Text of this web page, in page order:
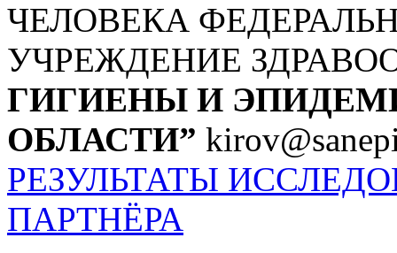
ЧЕЛОВЕКА
УЧРЕЖДЕНИЕ
ГИГИЕНЫ И
ОБЛАСТИ”
РЕЗУЛЬТАТЫ
ПАРТНЁРА